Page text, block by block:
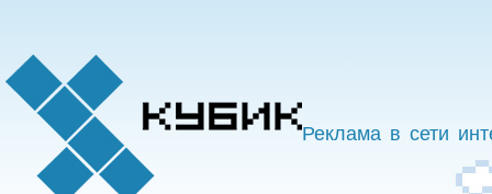
Реклама в сети